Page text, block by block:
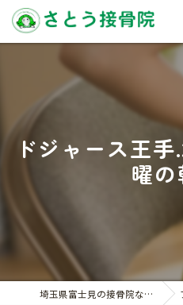
ドジャース王
曜の
埼玉県富士見の接骨院ならさとう接骨院